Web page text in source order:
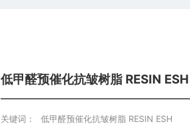
低甲醛预催化抗皱树脂 RESIN ESH
关键词：
低甲醛预催化抗皱树脂 RESIN ESH